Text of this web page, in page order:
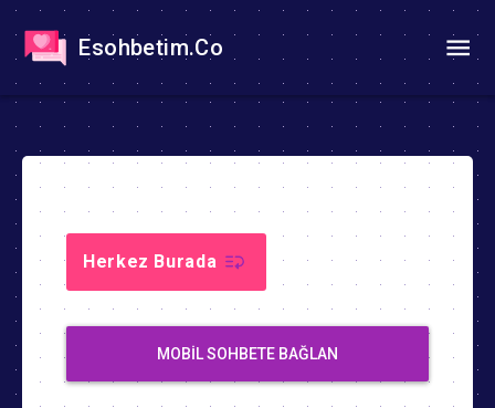
Esohbetim.Co
Herkez Burada
MOBIL SOHBETE BAĞLAN